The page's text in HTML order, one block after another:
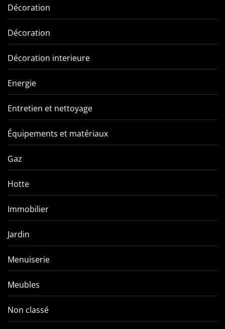
Décoration
Décoration
Décoration interieure
Energie
Entretien et nettoyage
Équipements et matériaux
Gaz
Hotte
Immobilier
Jardin
Menuiserie
Meubles
Non classé